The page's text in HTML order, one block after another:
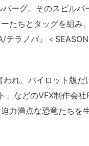
バーグ。そのスピルバ
たちとタッグを組み
テラノバ』＜
れ、パイロット版
」などのVFX制作会
力満点な恐竜たちを